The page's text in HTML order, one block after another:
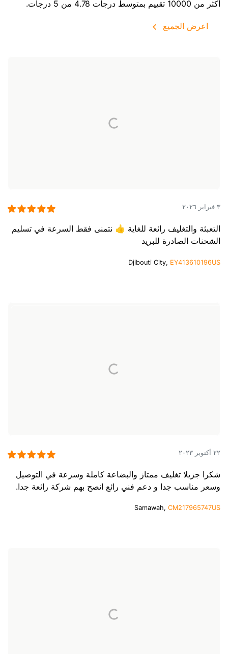
أكثر من 10000 تقييم بمتوسط درجات 4.78 من 5 درجات.
اعرض الجميع
٣ فبراير ٢٠٢٦
التعبئة والتغليف رائعة للغاية 👍 نتمنى فقط السرعة في تسليم
الشحنات الصادرة للبريد
Djibouti City, EY413610196US
٢٢ أكتوبر ٢٠٢٣
شكرا جزيلا تغليف ممتاز والبضاعة كاملة وسرعة في التوصيل
وسعر مناسب جدا و دعم فني رائع انصح بهم شركة رائعة جدا.
Samawah, CM217965747US